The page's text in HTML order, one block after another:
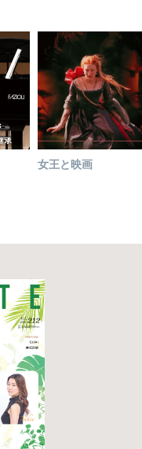
女王と映画